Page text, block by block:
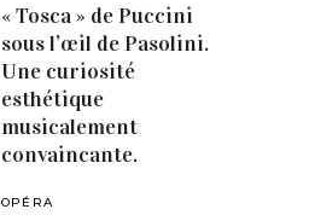
« Tosca » de Puccini
sous l’œil de Pasolini.
Une curiosité
esthétique
musicalement
convaincante.
OPÉRA